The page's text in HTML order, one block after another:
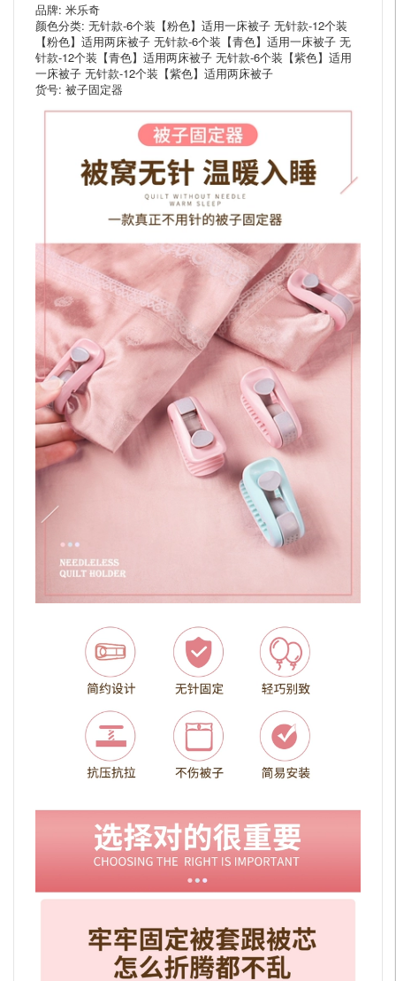
品牌: 米乐奇
颜色分类: 无针款-6个装【粉色】适用一床被子 无针款-12个装
【粉色】适用两床被子 无针款-6个装【青色】适用一床被子 无
针款-12个装【青色】适用两床被子 无针款-6个装【紫色】适用
一床被子 无针款-12个装【紫色】适用两床被子
货号: 被子固定器